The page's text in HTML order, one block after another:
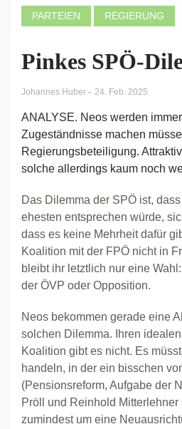
PARTEIEN REGIERUNG
Pinkes SPÖ-
Johannes Huber - 24. Feb. 2025
ANALYSE. Neos werden
Zugeständnisse machen
Regierungsbeteiligung.
solche allerdings kaum noch
Das Dilemma der SPÖ ist,
ehesten entsprechen würde,
dass es keine Mehrheit dafür
Koalition mit der FPÖ nicht in
bleibt ihr letztlich nur eine
der ÖVP oder Opposition.
Neos bekommen gerade eine
solchen Dilemma. Ihren
Koalition gibt es nicht. Es
handeln, in der ein bisschen
(Pensionsreform, Aufgabe der
Pröll und Reinhold Mitterlehner
zumindest um eine